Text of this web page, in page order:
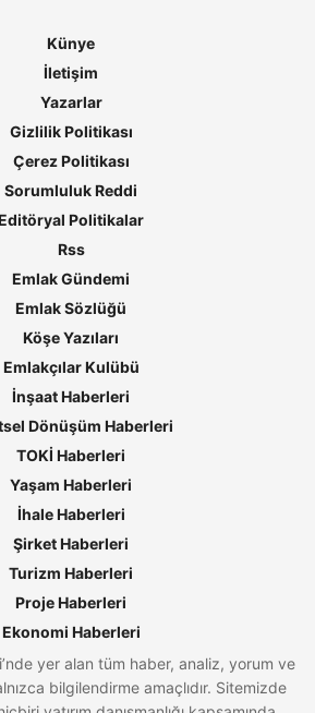
Künye
İletişim
Yazarlar
Gizlilik Politikası
Çerez Politikası
Sorumluluk Reddi
Politikalar
Rss
Emlak Gündemi
Emlak Sözlüğü
Köşe Yazıları
Emlakçılar Kulübü
İnşaat Haberleri
Dönüşüm Haberleri
TOKİ Haberleri
Yaşam Haberleri
İhale Haberleri
Şirket Haberleri
Turizm Haberleri
Proje Haberleri
Ekonomi Haberleri
yer alan tüm haber, analiz, yorum ve
bilgilendirme amaçlıdır. Sitemizde